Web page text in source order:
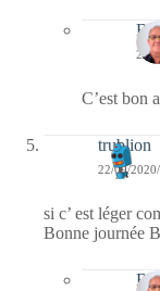
22/
C’est bon
trublion
22/09/
si c’ est léger
Bonne journée